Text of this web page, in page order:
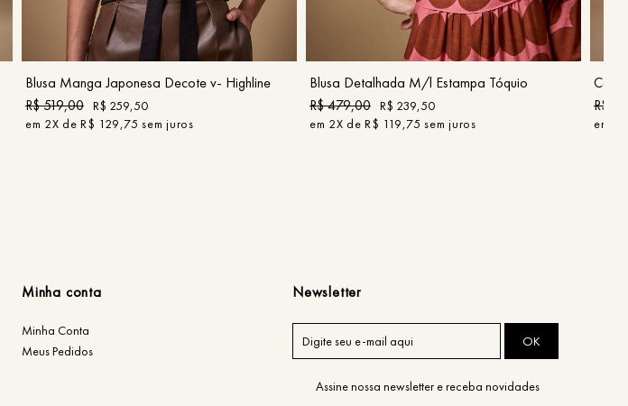
COMPRAR
Blusa Manga Japonesa Decote v- Highline
R$519,00 R$ 259,50
em 2X deR$ 129,75 sem juros
P G GG
COMPRAR
Blusa Detalhada M/l Estampa Tóquio
R$479,00 R$ 239,50
em 2X deR$ 119,75 sem juros
R$
em
Minha conta
Minha Conta
Meus Pedidos
Newsletter
OK
Assine nossa newsletter e receba novidades